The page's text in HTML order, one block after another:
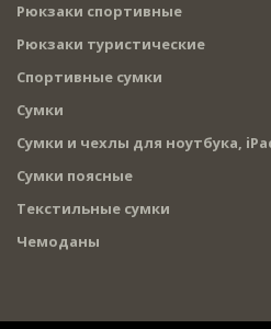
Рюкзаки спортивные
Рюкзаки туристические
Спортивные сумки
Сумки
Сумки и чехлы для ноутбука,
Сумки поясные
Текстильные сумки
Чемоданы